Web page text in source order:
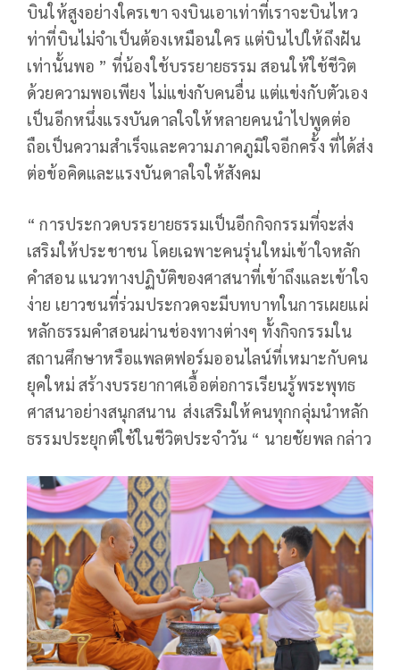
บินให้สูงอย่างใครเขา จงบินเอาเท่าที่เราจะบินไหว
ท่าที่บินไม่จำเป็นต้องเหมือนใคร แต่บินไปให้ถึงฝัน
เท่านั้นพอ ” ที่น้องใช้บรรยายธรรม สอนให้ใช้ชีวิต
ด้วยความพอเพียง ไม่แข่งกับคนอื่น แต่แข่งกับตัวเอง
เป็นอีกหนึ่งแรงบันดาลใจให้หลายคนนำไปพูดต่อ
ถือเป็นความสำเร็จและความภาคภูมิใจอีกครั้ง ที่ได้ส่ง
ต่อข้อคิดและแรงบันดาลใจให้สังคม
“ การประกวดบรรยายธรรมเป็นอีกกิจกรรมที่จะส่ง
เสริมให้ประชาชน โดยเฉพาะคนรุ่นใหม่เข้าใจหลัก
คำสอน แนวทางปฏิบัติของศาสนาที่เข้าถึงและเข้าใจ
ง่าย เยาวชนที่ร่วมประกวดจะมีบทบาทในการเผยแผ่
หลักธรรมคำสอนผ่านช่องทางต่างๆ ทั้งกิจกรรมใน
สถานศึกษาหรือแพลตฟอร์มออนไลน์ที่เหมาะกับคน
ยุคใหม่ สร้างบรรยากาศเอื้อต่อการเรียนรู้พระพุทธ
ศาสนาอย่างสนุกสนาน ส่งเสริมให้คนทุกกลุ่มนำหลัก
ธรรมประยุกต์ใช้ในชีวิตประจำวัน “ นายชัยพล กล่าว